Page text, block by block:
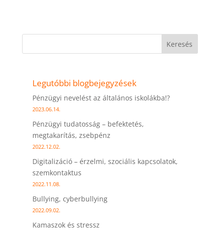
Keresés
Legutóbbi blogbejegyzések
Pénzügyi nevelést az általános iskolákba!?
2023.06.14.
Pénzügyi tudatosság – befektetés,
megtakarítás, zsebpénz
2022.12.02.
Digitalizáció – érzelmi, szociális kapcsolatok,
szemkontaktus
2022.11.08.
Bullying, cyberbullying
2022.09.02.
Kamaszok és stressz